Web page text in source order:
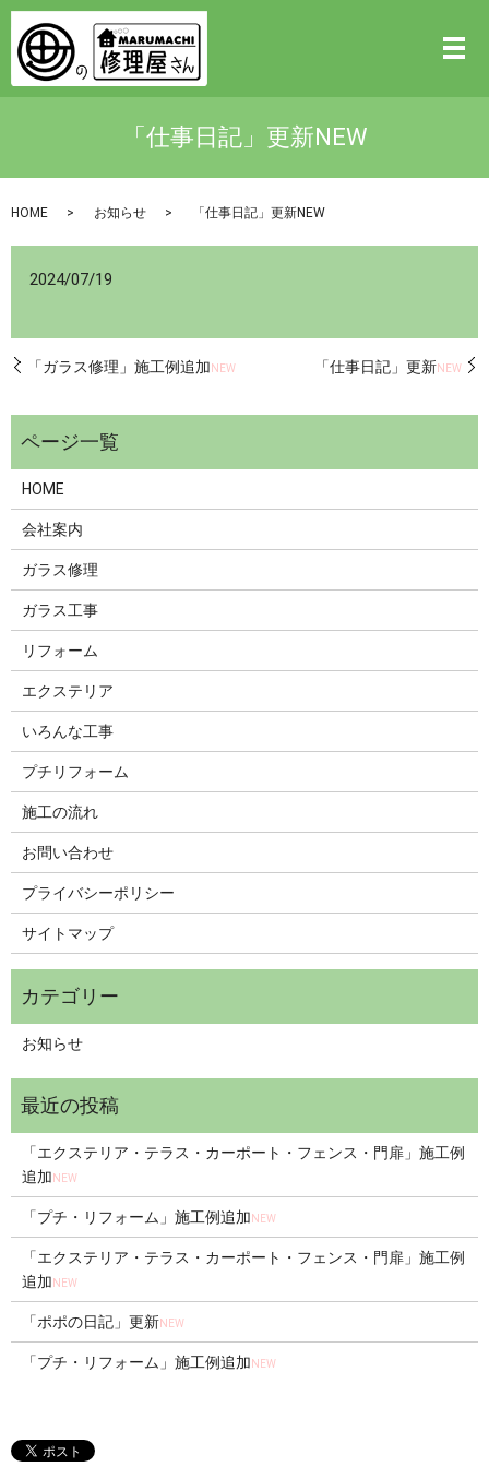
「仕事日記」更新NEW
HOME お知らせ 「仕事日記」更新NEW
2024/07/19
「ガラス修理」施工例追加 NEW 「仕事日記」更新NEW
HOME
会社案内
ガラス修理
ガラス工事
リフォーム
エクステリア
いろんな工事
プチリフォーム
施工の流れ
お問い合わせ
プライバシーポリシー
サイトマップ
お知らせ
「エクステリア・テラス・カーポート・フェンス・門扉」施工例
追加 NEW
「プチ・リフォーム」施工例追加 NEW
「エクステリア・テラス・カーポート・フェンス・門扉」施工例
追加 NEW
「ポポの日記」更新NEW
「プチ・リフォーム」施工例追加 NEW